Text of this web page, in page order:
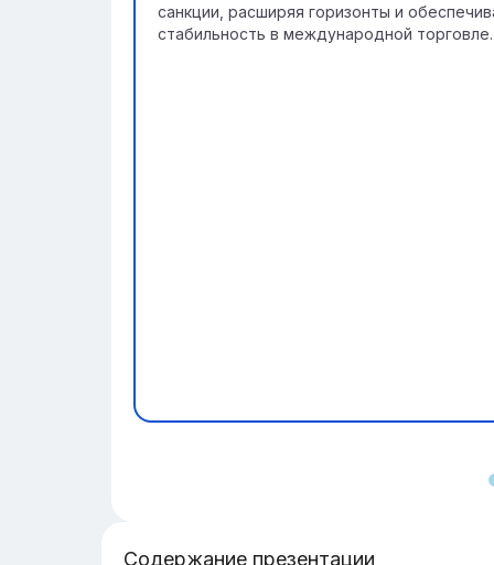
санкции, расширяя горизонты и
стабильность в международной торговле.
Содержание презентации